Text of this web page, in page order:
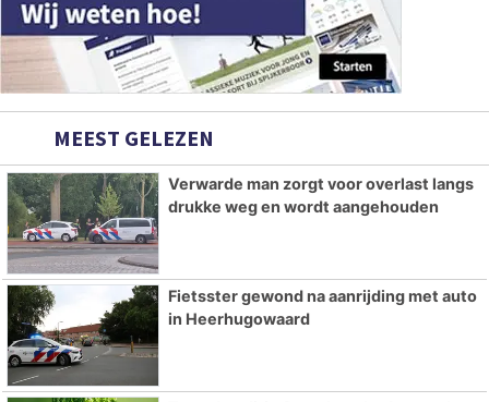
MEEST GELEZEN
Verwarde man zorgt voor overlast langs
drukke weg en wordt aangehouden
Fietsster gewond na aanrijding met auto
in Heerhugowaard